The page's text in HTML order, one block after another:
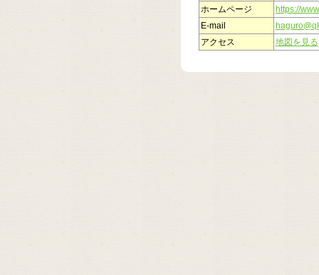
ホームページ
https://
E-mail
アクセス
地図を見る